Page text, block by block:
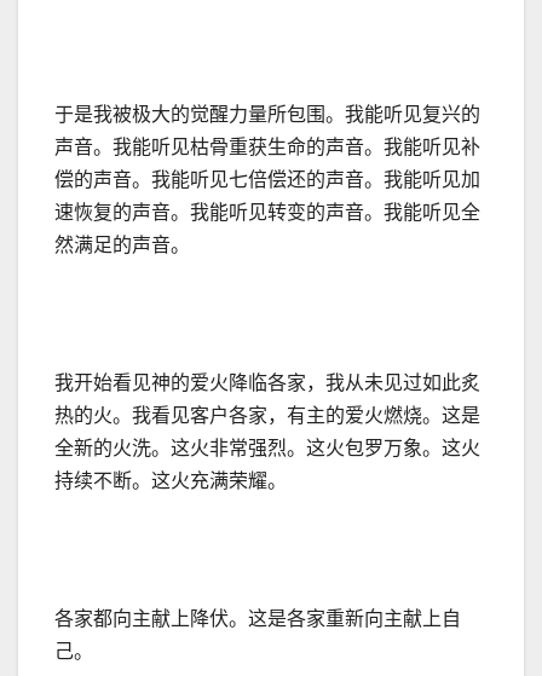
于是我被极大的觉醒力量所包围。我能听见复兴的
声音。我能听见枯骨重获生命的声音。我能听见补
偿的声音。我能听见七倍偿还的声音。我能听见加
速恢复的声音。我能听见转变的声音。我能听见全
然满足的声音。
我开始看见神的爱火降临各家，我从未见过如此炙
热的火。我看见客户各家，有主的爱火燃烧。这是
全新的火洗。这火非常强烈。这火包罗万象。这火
持续不断。这火充满荣耀。
各家都向主献上降伏。这是各家重新向主献上自
己。